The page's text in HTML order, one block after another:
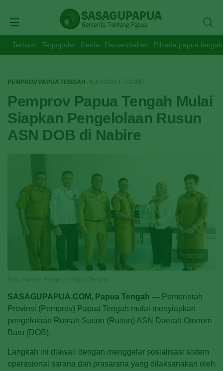
Terbaru Terpopuler Cerita Pemerintahan Pilkada papua tengah
PEMPROV PAPUA TENGAH · 6 Jul 2026 17:02 WIT
Pemprov Papua Tengah Mulai
Siapkan Pengelolaan Rusun
ASN DOB di Nabire
Perbesar
SASAGUPAPUA.COM, Papua Tengah — Pemerintah
Provinsi (Pemprov) Papua Tengah mulai menyiapkan
pengelolaan Rumah Susun (Rusun) ASN Daerah Otonom
Baru (DOB).
Langkah ini diawali dengan menggelar sosialisasi sistem
operasional sarana dan prasarana yang dilaksanakan oleh